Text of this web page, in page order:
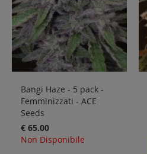
Bangi Haze - 5 pack -
Femminizzati - ACE
Seeds
€ 65.00
Non Disponibile